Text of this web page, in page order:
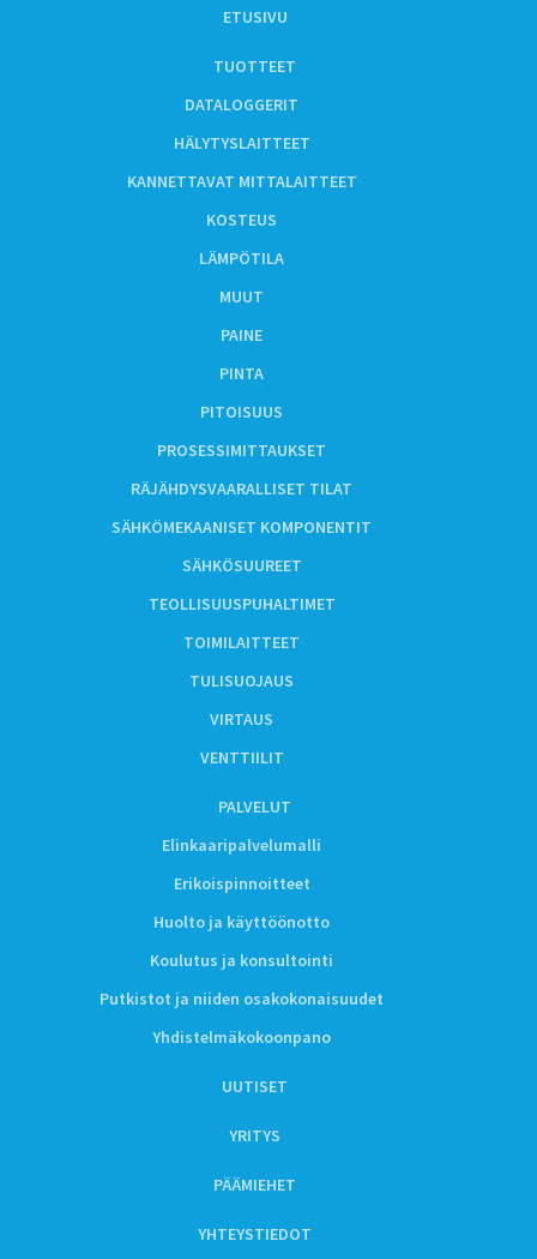
ETUSIVU
TUOTTEET
DATALOGGERIT
HÄLYTYSLAITTEET
KANNETTAVAT MITTALAITTEET
KOSTEUS
LÄMPÖTILA
MUUT
PAINE
PINTA
PITOISUUS
PROSESSIMITTAUKSET
RÄJÄHDYSVAARALLISET TILAT
SÄHKÖMEKAANISET KOMPONENTIT
SÄHKÖSUUREET
TEOLLISUUSPUHALTIMET
TOIMILAITTEET
TULISUOJAUS
VIRTAUS
VENTTIILIT
PALVELUT
Elinkaaripalvelumalli
Erikoispinnoitteet
Huolto ja käyttöönotto
Koulutus ja konsultointi
Putkistot ja niiden osakokonaisuudet
Yhdistelmäkokoonpano
UUTISET
YRITYS
PÄÄMIEHET
YHTEYSTIEDOT